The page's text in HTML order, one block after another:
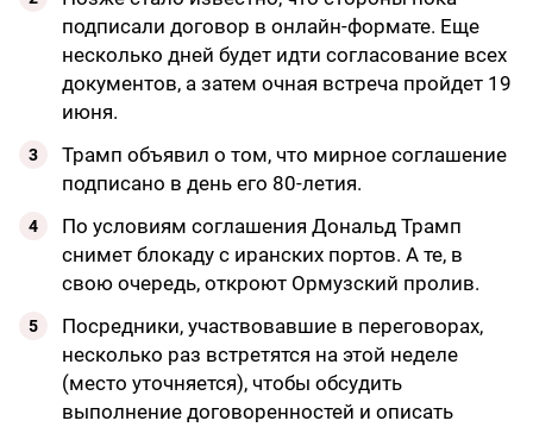
подписали договор в онлайн-формате. Еще
несколько дней будет идти согласование всех
документов, а затем очная встреча пройдет 19
июня.
Трамп объявил о том, что мирное соглашение
подписано в день его 80-летия.
По условиям соглашения Дональд Трамп
снимет блокаду с иранских портов. А те, в
свою очередь, откроют Ормузский пролив.
Посредники, участвовавшие в переговорах,
несколько раз встретятся на этой неделе
(место уточняется), чтобы обсудить
выполнение договоренностей и описать